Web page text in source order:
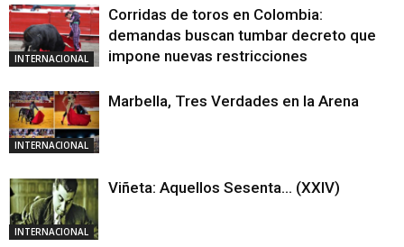
INTERNACIONAL
Corridas de toros en Colombia:
demandas buscan tumbar decreto que
impone nuevas restricciones
INTERNACIONAL
Marbella, Tres Verdades en la Arena
INTERNACIONAL
Viñeta: Aquellos Sesenta… (XXIV)